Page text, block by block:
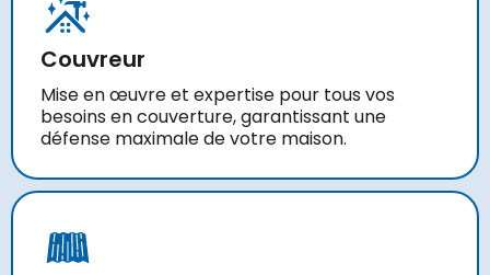
Couvreur
Mise en œuvre et expertise pour tous vos
besoins en couverture, garantissant une
défense maximale de votre maison.